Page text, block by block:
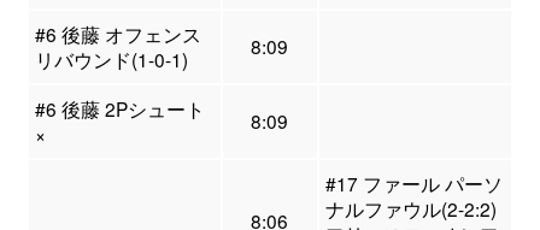
#6 後藤 オフェンス
リバウンド(1-0-1)
8:09
#6 後藤 2Pシュート
×
8:09
8:06
#17 ファール パーソ
ナルファウル(2-2:2)